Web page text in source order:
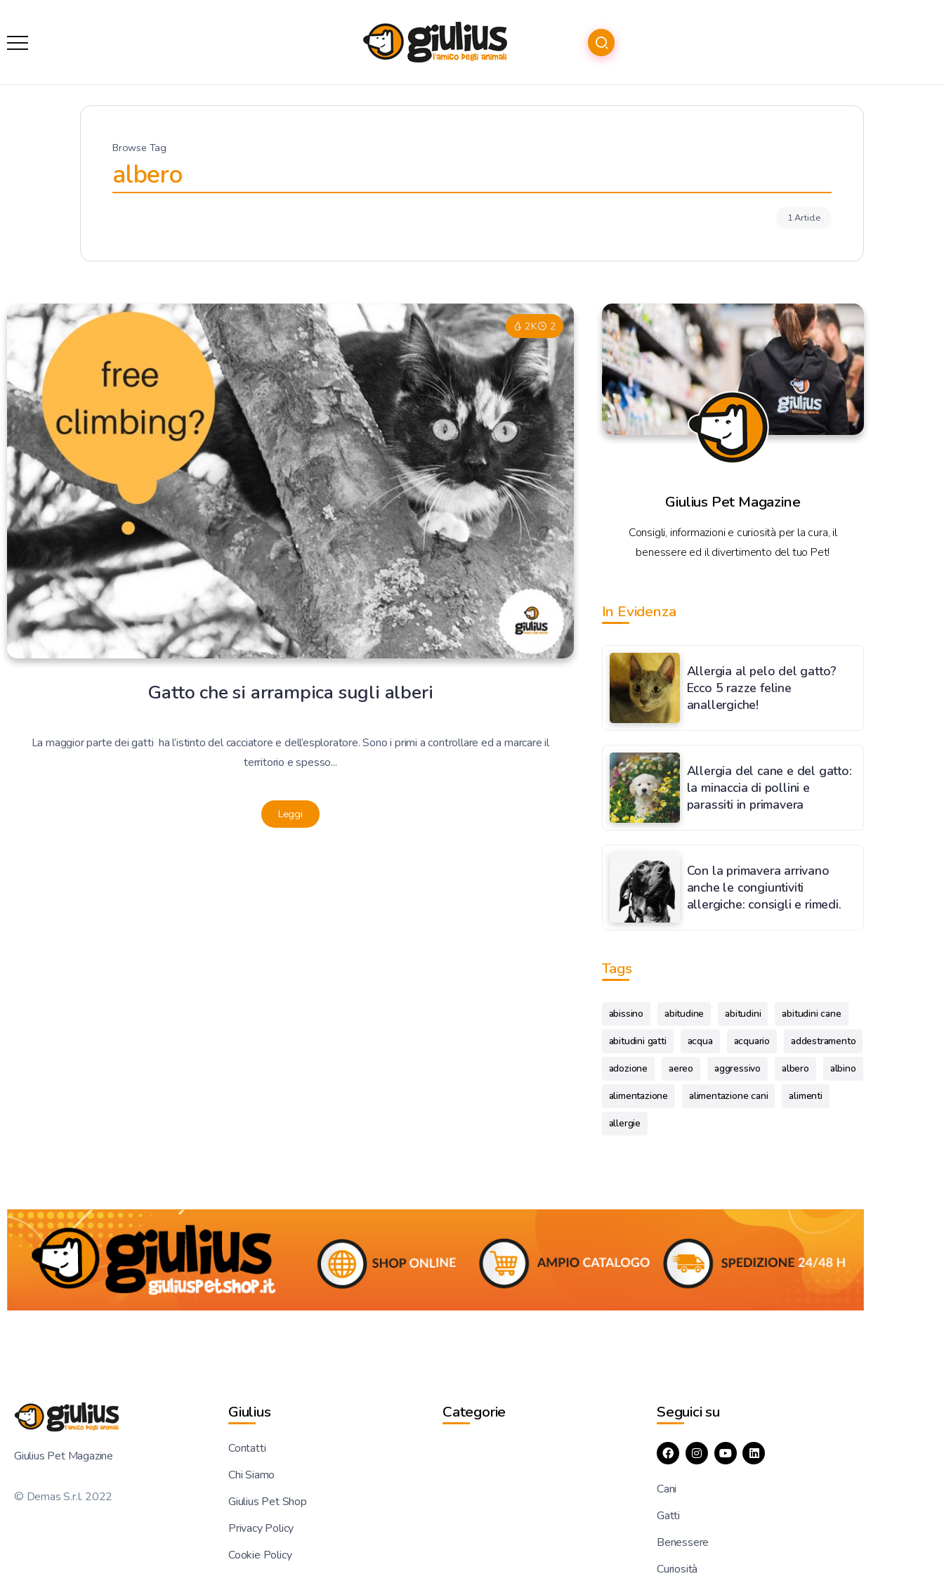
Browse Tag
albero
1 Article
2K 2
Gatto che si arrampica sugli alberi
La maggior parte dei gatti ha l’istinto del cacciatore e dell’esploratore. Sono i primi a controllare ed a marcare il
territorio e spesso...
Leggi
Giulius Pet Magazine
Consigli, informazioni e curiosità per la cura, il
benessere ed il divertimento del tuo Pet!
In Evidenza
Allergia al pelo del gatto?
Ecco 5 razze feline
anallergiche!
Allergia del cane e del gatto:
la minaccia di pollini e
parassiti in primavera
Con la primavera arrivano
anche le congiuntiviti
allergiche: consigli e rimedi.
Tags
abissino abitudine abitudini abitudini cane
abitudini gatti acqua acquario addestramento
adozione aereo aggressivo albero albino
alimentazione alimentazione cani alimenti
allergie
Giulius Pet Magazine
© Demas S.r.l. 2022
Giulius
Contatti
Chi Siamo
Giulius Pet Shop
Privacy Policy
Cookie Policy
Categorie Seguici su
Cani
Gatti
Benessere
Curiosità